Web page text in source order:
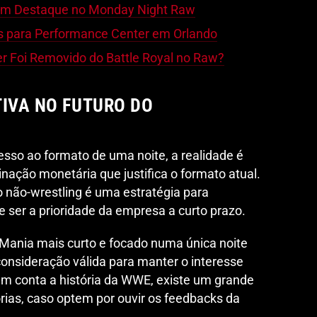
Destaque no Monday Night Raw
para Performance Center em Orlando
Foi Removido do Battle Royal no Raw?
NO FUTURO DO
ao formato de uma noite, a realidade é
monetária que justifica o formato atual.
não-wrestling é uma estratégia para
ser a prioridade da empresa a curto prazo.
mais curto e focado numa única noite
válida para manter o interesse
conta a história da WWE, existe um grande
caso optem por ouvir os feedbacks da